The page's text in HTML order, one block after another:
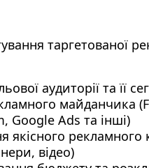
таргетованої
аудиторії та її
майданчика
Google Ads та інші)
якісного рекламного
відео)